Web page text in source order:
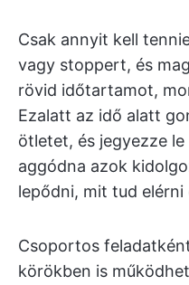
Csak annyit kell
vagy stoppert, és
rövid időtartamot,
Ezalatt az idő alatt
ötletet, és jegyezze
aggódna azok
lepődni, mit tud
Csoportos
körökben is